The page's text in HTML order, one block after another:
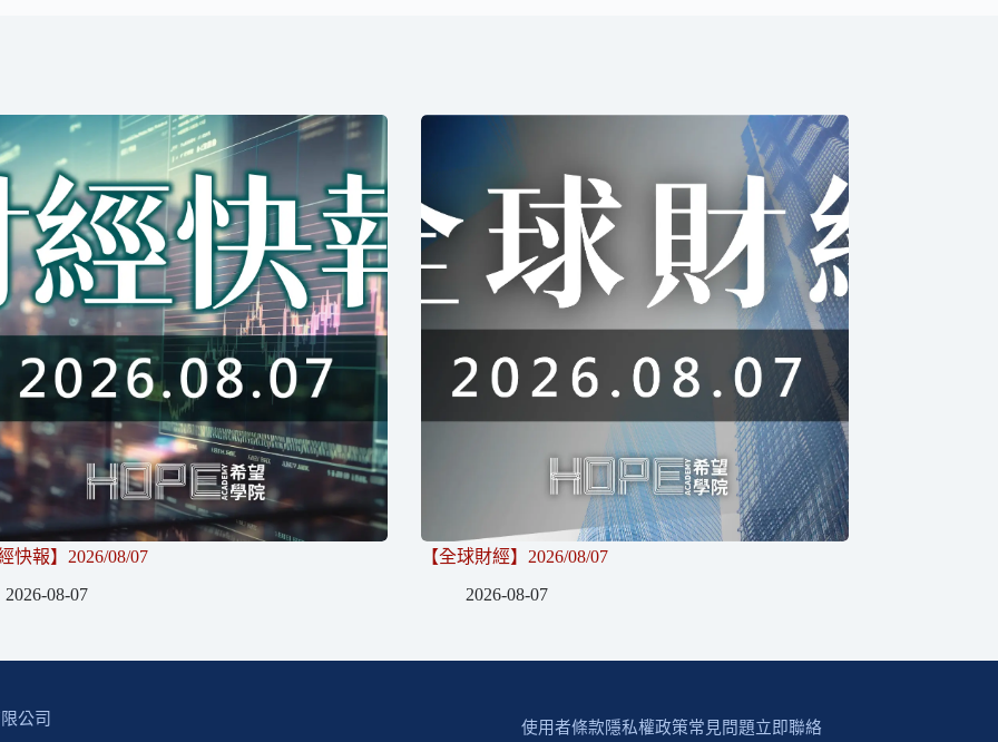
快報】2026/08/07
2026-08-07
【全球財經】2026/08/07
2026-08-07
公司 使用者條款隱私權政策常見問題立即聯絡